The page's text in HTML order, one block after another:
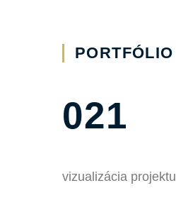
PORTFÓLIO
021
vizualizácia projektu